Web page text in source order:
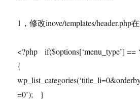
1，修改inove/templates/header.php
<?php if($options[‘menu_type’] ==
{
=0’); }